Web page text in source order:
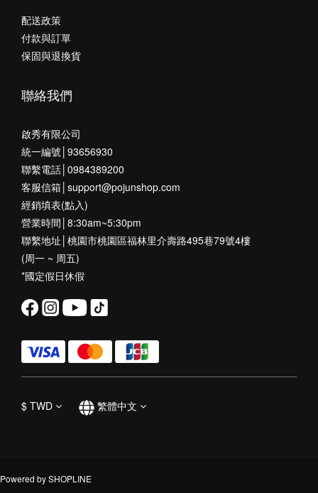
配送政策
付款與訂單
保固與退換貨
聯絡我們
啟秀有限公司
統一編號│93656930
聯繫電話│0984389200
客服信箱│support@pojunshop.com
經銷填表(點入)
營業時間│8:30am~5:30pm
聯繫地址│桃園市桃園區福林里介壽路495巷79號4樓
(周一 ~ 周五)
*國定假日休假
$ TWD 繁體中文
Powered by SHOPLINE